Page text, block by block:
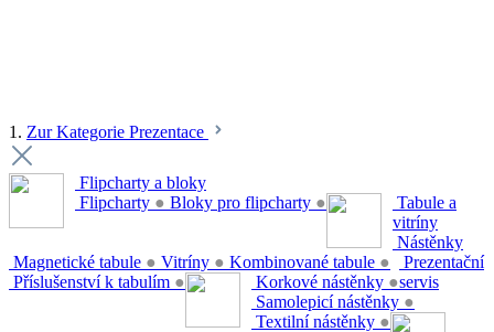
1. Zur Kategorie Prezentace
Flipcharty a bloky
Flipcharty ● Bloky pro flipcharty ●
Tabule a
vitríny
Magnetické tabule ● Vitríny ● Kombinované tabule ●
Příslušenství k tabulím ●
Nástěnky
Korkové nástěnky ●
Samolepicí nástěnky ●
Textilní nástěnky ●
Prezentační
servis